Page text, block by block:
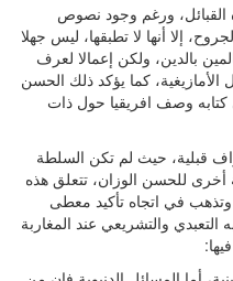
القبائل، ورغم وجود نصوص
إلا أنها لا تطبقها، ليس جهلا
بالدين، ولكن إعمالا لعرف
كما يؤكد ذلك الحسن
كتابه وصف افريقيا حول ذات
قبلية، حيث لم تكن السلطة
أخرى للحسن الوزان، تتعلق هذه
وتذهب في اتجاه تأكيد معطى
والتشريعي عند المغاربة